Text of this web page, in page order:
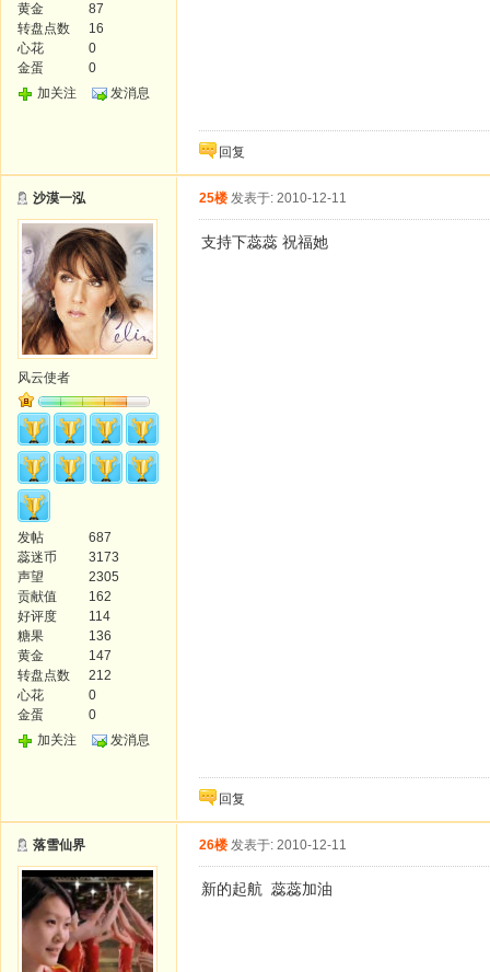
黄金
87
转盘点数
16
心花
0
金蛋
0
加关注
发消息
回复
沙漠一泓
风云使者
发帖
687
蕊迷币
3173
声望
2305
贡献值
162
好评度
114
糖果
136
黄金
147
转盘点数
212
心花
0
金蛋
0
加关注
发消息
25楼 发表于: 2010-12-11
支持下蕊蕊 祝福她
回复
落雪仙界 26楼 发表于: 2010-12-11
新的起航 蕊蕊加油